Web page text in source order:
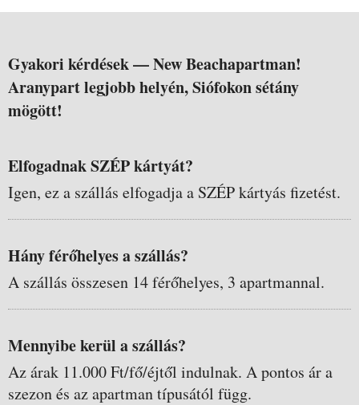
Gyakori kérdések —New Beachapartman!
Aranypart legjobb helyén, Siófokon sétány
mögött!
Elfogadnak SZÉP kártyát?
Igen, ez a szállás elfogadja a SZÉP kártyás fizetést.
Hány férőhelyes a szállás?
A szállás összesen 14 férőhelyes, 3 apartmannal.
Mennyibe kerül a szállás?
Az árak 11.000 Ft/fő/éjtől indulnak. A pontos ár a
szezon és az apartman típusától függ.